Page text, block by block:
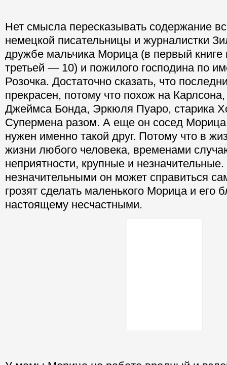
Нет смысла пересказывать содержание
немецкой писательницы и журналистки
дружбе мальчика Морица (в первый книге
третьей — 10) и пожилого господина по
Розочка. Достаточно сказать, что
прекрасен, потому что похож на
Джеймса Бонда, Эркюля Пуаро, старика
Супермена разом. А еще он сосед
нужен именно такой друг. Потому что в
жизни любого человека, временами
неприятности, крупные и
незначительными он может справиться
грозят сделать маленького Морица и его
настоящему несчастными.